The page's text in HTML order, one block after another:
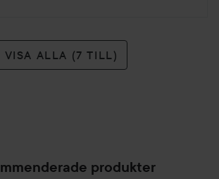
VISA ALLA (7 TILL)
produkter